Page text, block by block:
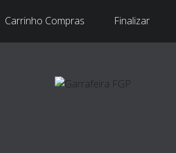
Carrinho Compras Finalizar